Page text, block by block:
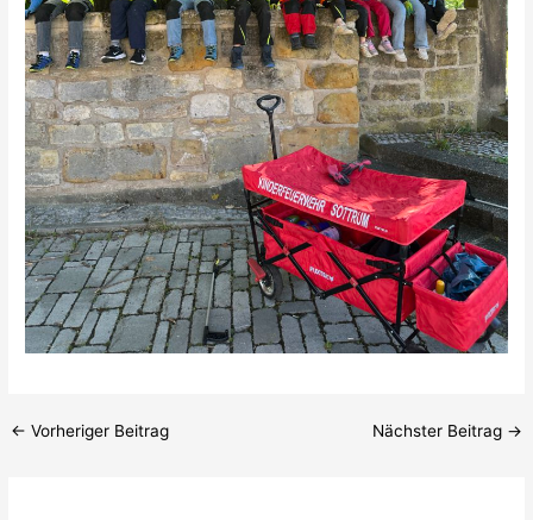
← Vorheriger Beitrag Nächster Beitrag →